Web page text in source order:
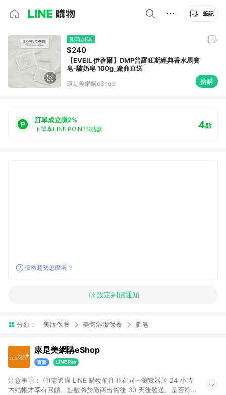
筆記
限時加碼
$240
【EVEIL 伊蓓爾】DMP普羅旺斯經典香水馬賽
皂-驢奶皂 100g_廠商直送
康是美網購eShop 搶購
訂單成立賺2%
下單享LINE POINTS點數 4點
價格趨勢怎麼看？
設定到價通知
分類： 美妝保養 美體清潔保養 肥皂
康是美網購eShop
注意事項：​ (1)需透過 LINE 購物前往並在同一瀏覽器於 24 小時
內結帳才享有回饋，點數將於廠商出貨後 30 天後發送。​是否符